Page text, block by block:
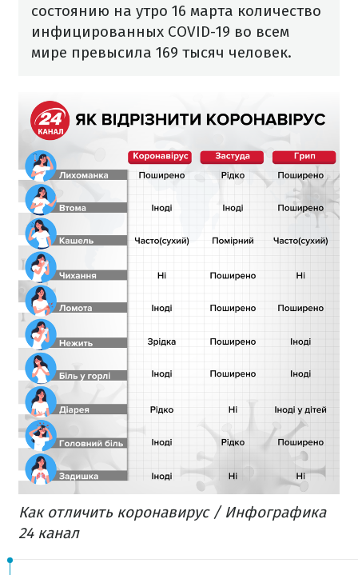
состоянию на утро 16 марта количество
инфицированных COVID-19 во всем
мире превысила 169 тысяч человек.
Как отличить коронавирус / Инфографика
24 канал